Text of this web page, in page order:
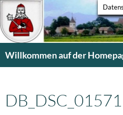
DB_DSC_01571